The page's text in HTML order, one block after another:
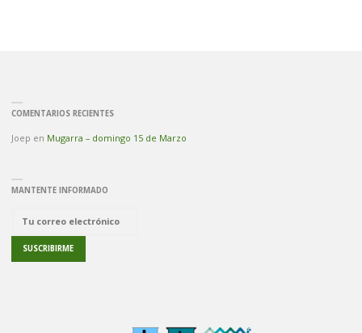
COMENTARIOS RECIENTES
Joep en Mugarra – domingo 15 de Marzo
MANTENTE INFORMADO